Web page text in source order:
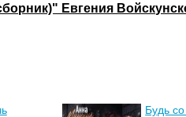
Евгения
Будь